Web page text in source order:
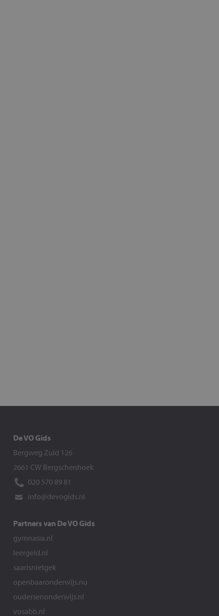
De VO Gids
Bergweg Zuid 126
2661 CW Bergschenhoek
020 570 89 81
info@devogids.nl
Partners van De VO Gids
gymnasia.nl
leergeld.nl
saarisnietgek
openbaaronderwijs.nu
oudersenonderwijs.nl
vosabb.nl